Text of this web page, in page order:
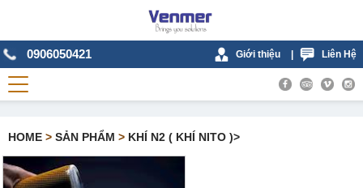
0906050421 Giới thiệu Liên Hệ
HOME > SẢN PHẨM > KHÍ N2 ( KHÍ NITO )>